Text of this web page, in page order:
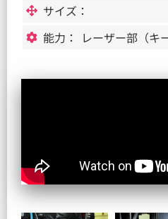
サイズ：
能力：
レーザー部（キ